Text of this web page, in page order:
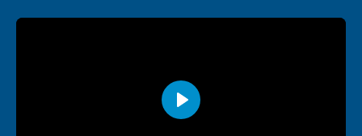
Play